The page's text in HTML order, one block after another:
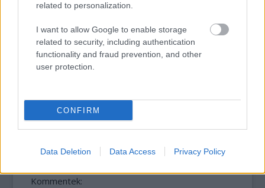
related to personalization.
I want to allow Google to enable storage
related to security, including authentication
functionality and fraud prevention, and other
user protection.
CONFIRM
Data Deletion Data Access Privacy Policy
HÁZA BEKÖLTÖZIK A NYÁRI FESZTIVÁLOKRA
A bejegyzés trackback címe:
Kommentek: